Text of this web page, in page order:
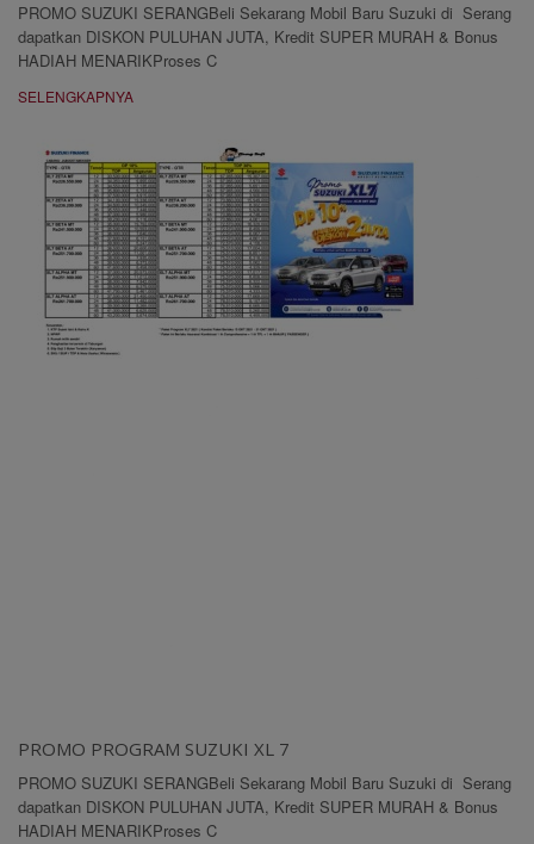
PROMO SUZUKI SERANGBeli Sekarang Mobil Baru Suzuki di Serang
dapatkan DISKON PULUHAN JUTA, Kredit SUPER MURAH & Bonus
HADIAH MENARIKProses C
SELENGKAPNYA
PROMO PROGRAM SUZUKI XL 7
PROMO SUZUKI SERANGBeli Sekarang Mobil Baru Suzuki di Serang
dapatkan DISKON PULUHAN JUTA, Kredit SUPER MURAH & Bonus
HADIAH MENARIKProses C